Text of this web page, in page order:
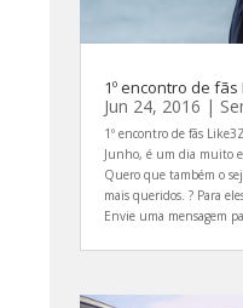
1º encontro de fãs
Jun 24, 2016 |
1º encontro de fãs
Junho, é um dia muito
Quero que também o
mais queridos. ? Para
Envie uma mensagem